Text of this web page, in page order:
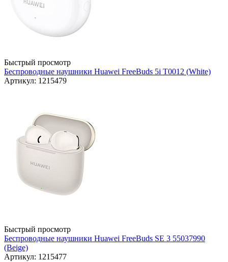
Быстрый просмотр
Беспроводные наушники Huawei FreeBuds 5i T0012 (White)
Артикул: 1215479
Быстрый просмотр
Беспроводные наушники Huawei FreeBuds SE 3 55037990
(Beige)
Артикул: 1215477